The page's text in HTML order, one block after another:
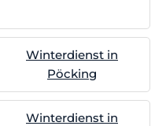
Winterdienst in
Pöcking
Winterdienst in